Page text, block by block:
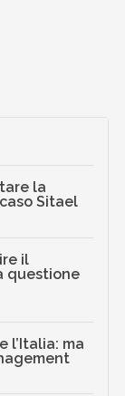
la
Sitael
il
questione
l’Italia: ma